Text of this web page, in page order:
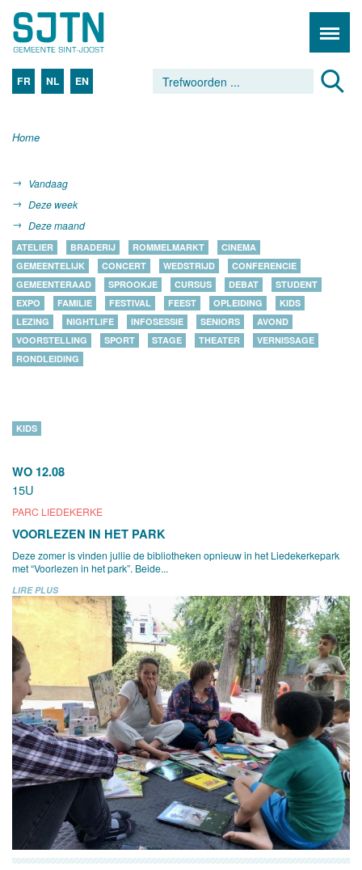
FR NL EN
Home
Vandaag
Deze week
Deze maand
ATELIER BRADERIJ ROMMELMARKT
CINEMA
GEMEENTELIJK
CONCERT WEDSTRIJD
CONFERENCIE
GEMEENTERAAD
SPROOKJE CURSUS DEBAT
STUDENT
EXPO
FAMILIE FESTIVAL FEEST OPLEIDING
KIDS
LEZING
NIGHTLIFE INFOSESSIE SENIORS
AVOND
VOORSTELLING
SPORT STAGE THEATER
VERNISSAGE
RONDLEIDING
WO 12.08
15U
PARC LIEDEKERKE
KIDS
VOORLEZEN IN HET PARK
Deze zomer is vinden jullie de bibliotheken opnieuw in het Liedekerkepark
met “Voorlezen in het park”. Beide...
LIRE PLUS